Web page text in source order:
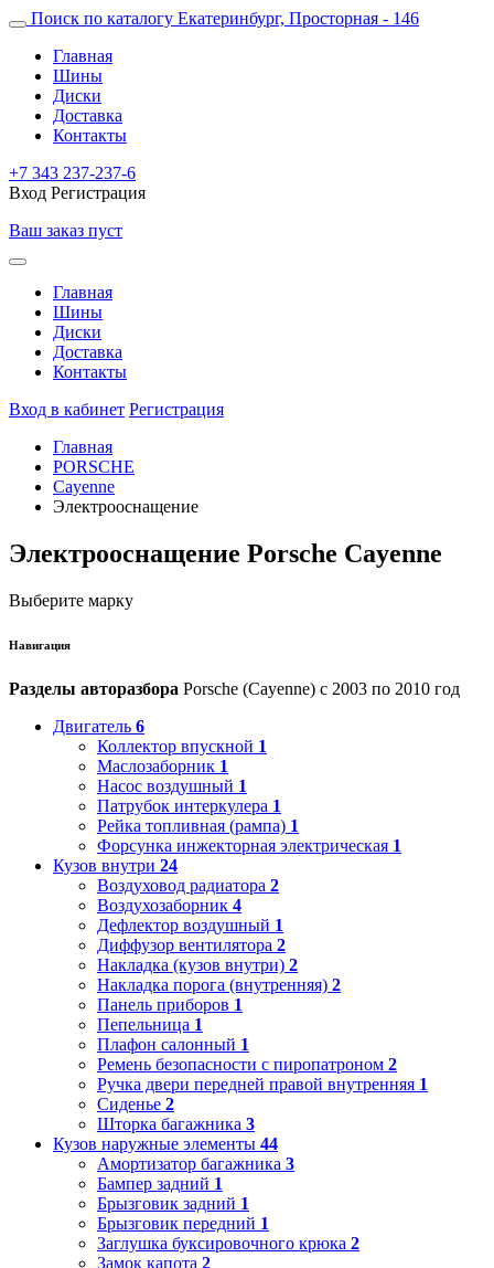
Поиск по каталогу Екатеринбург, Просторная - 146
Главная
Шины
Диски
Доставка
Контакты
+7 343 237-237-6
Вход Регистрация
Ваш заказ пуст
Главная
Шины
Диски
Доставка
Контакты
Вход в кабинет Регистрация
Главная
PORSCHE
Cayenne
Электрооснащение
Электрооснащение Porsche Cayenne
Выберите марку
Навигация
Разделы авторазбора Porsche (Cayenne) с 2003 по 2010 год
Двигатель 6
Коллектор впускной 1
Маслозаборник 1
Насос воздушный 1
Патрубок интеркулера 1
Рейка топливная (рампа) 1
Форсунка инжекторная электрическая 1
Кузов внутри 24
Воздуховод радиатора 2
Воздухозаборник 4
Дефлектор воздушный 1
Диффузор вентилятора 2
Накладка (кузов внутри) 2
Накладка порога (внутренняя) 2
Панель приборов 1
Пепельница 1
Плафон салонный 1
Ремень безопасности с пиропатроном 2
Ручка двери передней правой внутренняя 1
Сиденье 2
Шторка багажника 3
Кузов наружные элементы 44
Амортизатор багажника 3
Бампер задний 1
Брызговик задний 1
Брызговик передний 1
Заглушка буксировочного крюка 2
Замок капота 2